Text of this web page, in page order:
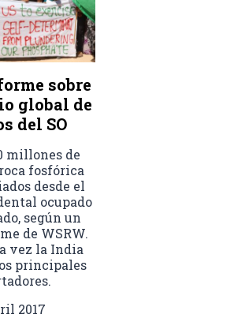
sobre
global de
del SO
millones de
fosfórica
desde el
ocupado
según un
de WSRW.
vez la India
principales
2017